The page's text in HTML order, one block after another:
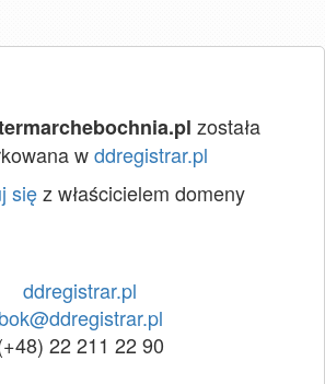
została
wddregistrar.pl
sięz właścicielem domeny
ddregistrar.pl
bok@ddregistrar.pl
22 211 22 90